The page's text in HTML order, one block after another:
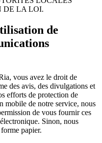
DE LA LOI.
de
vous avez le droit de
des avis, des divulgations et
efforts de protection de
mobile de notre service, nous
de vous fournir ces
Sinon, nous
papier.